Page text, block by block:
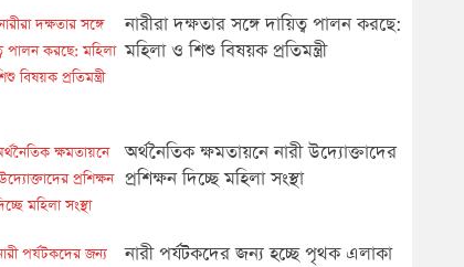
নারীরা দক্ষতার সঙ্গে দায়িত্ব পালন করছে:
মহিলা ও শিশু বিষয়ক প্রতিমন্ত্রী
অর্থনৈতিক ক্ষমতায়নে নারী উদ্যোক্তাদের
প্রশিক্ষন দিচ্ছে মহিলা সংস্থা
নারী পর্যটকদের জন্য হচ্ছে পৃথক এলাকা